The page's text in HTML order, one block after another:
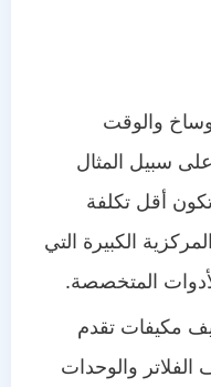
والوقت
سبيل المثال
أقل تكلفة
الكبيرة التي
المتخصصة.
مكيفات تقدم
والوحدات